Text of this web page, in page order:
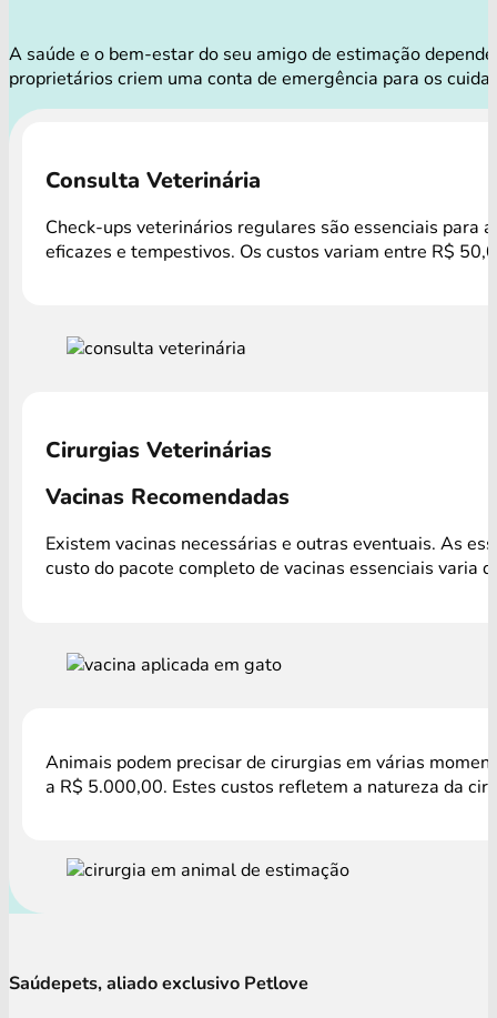
A saúde e o bem-estar do seu amigo de estimação
proprietários criem uma conta de emergência para os
Consulta Veterinária
Check-ups veterinários regulares são essenciais para
eficazes e tempestivos. Os custos variam entre R$
Cirurgias Veterinárias
Vacinas Recomendadas
Existem vacinas necessárias e outras eventuais. As
custo do pacote completo de vacinas essenciais varia
Animais podem precisar de cirurgias em várias
a R$ 5.000,00. Estes custos refletem a natureza da
Saúdepets, aliado exclusivo Petlove